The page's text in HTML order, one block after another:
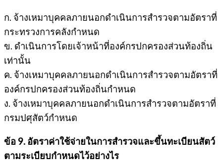
ก. จ้างเหมาบุคคลภายนอกดำเนินการสำรวจตามอัตราที่
กระทรวงการคลังกำหนด
ข. ดำเนินการโดยเจ้าหน้าที่องค์กรปกครองส่วนท้องถิ่น
เท่านั้น
ค. จ้างเหมาบุคคลภายนอกดำเนินการสำรวจตามอัตราที่
องค์กรปกครองส่วนท้องถิ่นกำหนด
ง. จ้างเหมาบุคคลภายนอกดำเนินการสำรวจตามอัตราที่
กรมปศุสัตว์กำหนด
ข้อ 9. อัตราค่าใช้จ่ายในการสำรวจและขึ้นทะเบียนสัตว์
ตามระเบียบกำหนดไว้อย่างไร